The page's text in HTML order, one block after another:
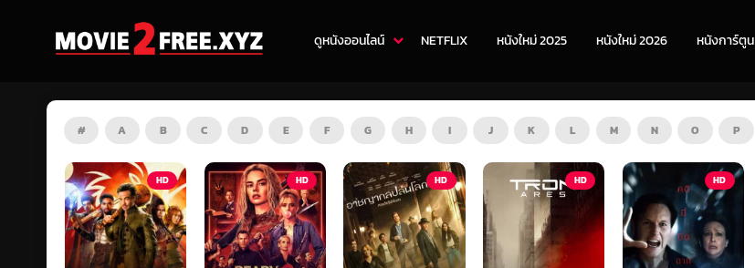
ดูหนังออนไลน์ NETFLIX หนังใหม่ 2025 หนังใหม่ 2026 หนังการ์ตูน
# A B C D E F G H I J K L M N O P
HD HD HD HD HD